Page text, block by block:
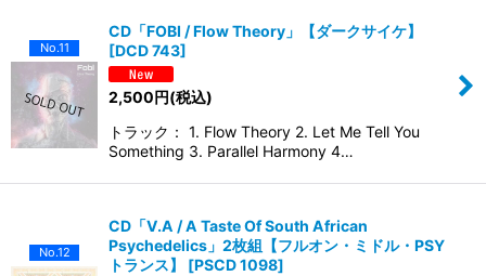
No.11
CD「FOBI / Flow Theory」【ダークサイケ】
[DCD 743]
2,500円(税込)
トラック： 1. Flow Theory 2. Let Me Tell You
Something 3. Parallel Harmony 4…
No.12
CD「V.A / A Taste Of South African
Psychedelics」2枚組【フルオン・ミドル・PSY
トランス】
[PSCD 1098]